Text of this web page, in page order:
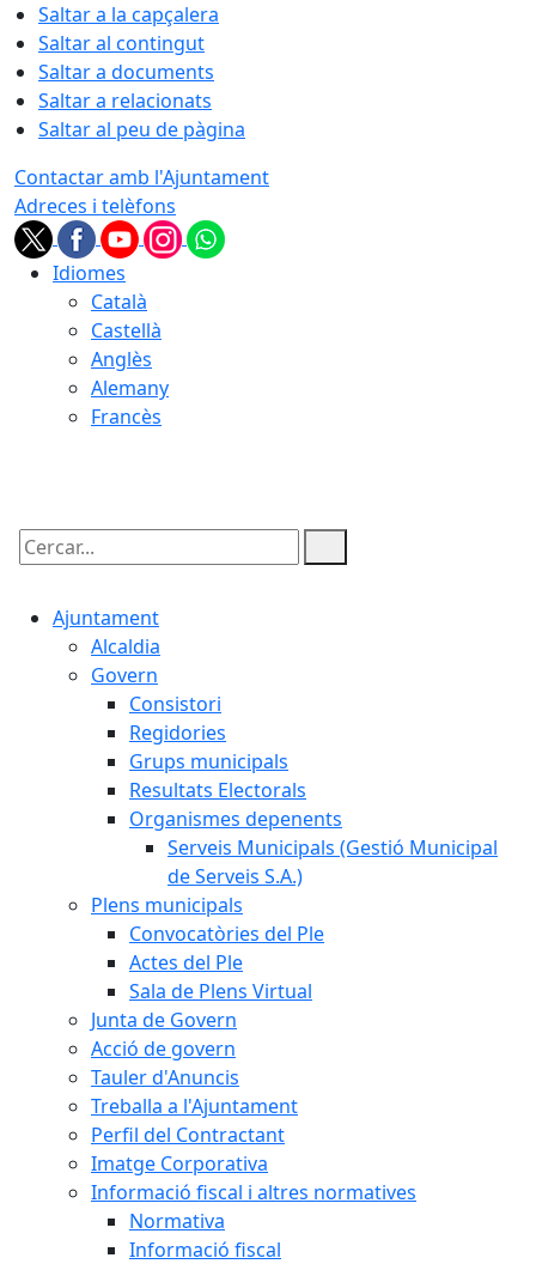
Saltar a la capçalera
Saltar al contingut
Saltar a documents
Saltar a relacionats
Saltar al peu de pàgina
Contactar amb l'Ajuntament
Adreces i telèfons
Idiomes
Català
Castellà
Anglès
Alemany
Francès
Cercar:
Ajuntament
Alcaldia
Govern
Consistori
Regidories
Grups municipals
Resultats Electorals
Organismes depenents
Serveis Municipals (Gestió Municipal
de Serveis S.A.)
Plens municipals
Convocatòries del Ple
Actes del Ple
Sala de Plens Virtual
Junta de Govern
Acció de govern
Tauler d'Anuncis
Treballa a l'Ajuntament
Perfil del Contractant
Imatge Corporativa
Informació fiscal i altres normatives
Normativa
Informació fiscal